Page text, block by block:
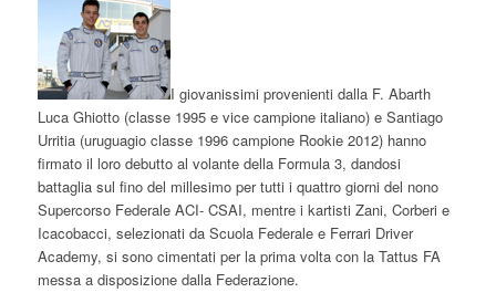
I giovanissimi provenienti dalla F. Abarth
Luca Ghiotto (classe 1995 e vice campione italiano) e Santiago
Urritia (uruguagio classe 1996 campione Rookie 2012) hanno
firmato il loro debutto al volante della Formula 3, dandosi
battaglia sul fino del millesimo per tutti i quattro giorni del nono
Supercorso Federale ACI- CSAI, mentre i kartisti Zani, Corberi e
Icacobacci, selezionati da Scuola Federale e Ferrari Driver
Academy, si sono cimentati per la prima volta con la Tattus FA
messa a disposizione dalla Federazione.